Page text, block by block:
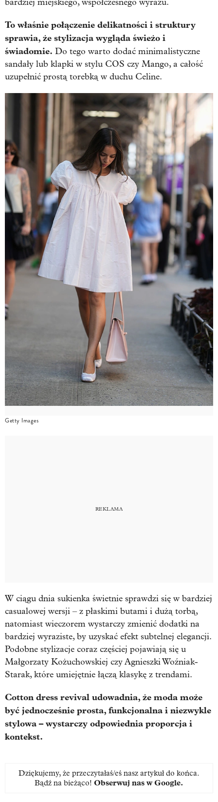
bardziej miejskiego, współczesnego wyrazu.
To właśnie połączenie delikatności i struktury
sprawia, że stylizacja wygląda świeżo i
świadomie. Do tego warto dodać minimalistyczne
sandały lub klapki w stylu COS czy Mango, a całość
uzupełnić prostą torebką w duchu Celine.
Getty Images
W ciągu dnia sukienka świetnie sprawdzi się w bardziej
casualowej wersji – z płaskimi butami i dużą torbą,
natomiast wieczorem wystarczy zmienić dodatki na
bardziej wyraziste, by uzyskać efekt subtelnej elegancji.
Podobne stylizacje coraz częściej pojawiają się u
Małgorzaty Kożuchowskiej czy Agnieszki Woźniak-
Starak, które umiejętnie łączą klasykę z trendami.
Cotton dress revival udowadnia, że moda może
być jednocześnie prosta, funkcjonalna i niezwykle
stylowa – wystarczy odpowiednia proporcja i
kontekst.
Dziękujemy, że przeczytałaś/eś nasz artykuł do końca.
Bądź na bieżąco! Obserwuj nas w Google.